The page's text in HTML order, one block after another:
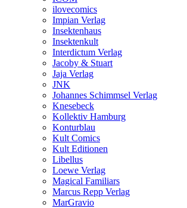
ilovecomics
Impian Verlag
Insektenhaus
Insektenkult
Interdictum Verlag
Jacoby & Stuart
Jaja Verlag
JNK
Johannes Schimmsel Verlag
Knesebeck
Kollektiv Hamburg
Konturblau
Kult Comics
Kult Editionen
Libellus
Loewe Verlag
Magical Familiars
Marcus Repp Verlag
MarGravio